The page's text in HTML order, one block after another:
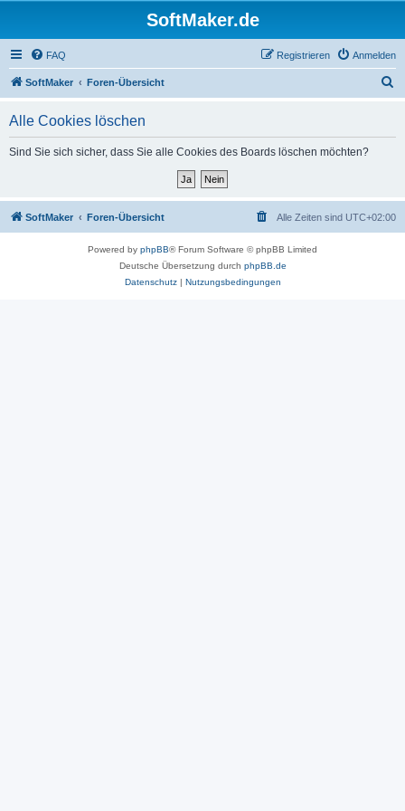
SoftMaker.de
FAQ Anmelden
Registrieren
SoftMaker Foren-Übersicht
Alle Cookies löschen
Sind Sie sich sicher, dass Sie alle Cookies des Boards löschen möchten?
SoftMaker Foren-Übersicht Alle Zeiten sind UTC+02:00
Powered by phpBB® Forum Software © phpBB Limited
Deutsche Übersetzung durch phpBB.de
Datenschutz| Nutzungsbedingungen